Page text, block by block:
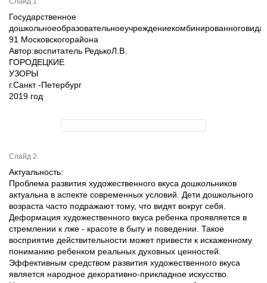
Государственное
91 Московскогорайона
Автор:воспитатель РедькоЛ.В.
ГОРОДЕЦКИЕ
УЗОРЫ
г.Санкт -Петербург
2019 год
Слайд 2
Актуальность:
Проблема развития художественного вкуса дошкольников
актуальна в аспекте современных условий. Дети дошкольного
возраста часто подражают тому, что видят вокруг себя.
Деформация художественного вкуса ребенка проявляется в
стремлении к лже - красоте в быту и поведении. Такое
восприятие действительности может привести к искаженному
пониманию ребенком реальных духовных ценностей.
Эффективным средством развития художественного вкуса
является народное декоративно-прикладное искусство.